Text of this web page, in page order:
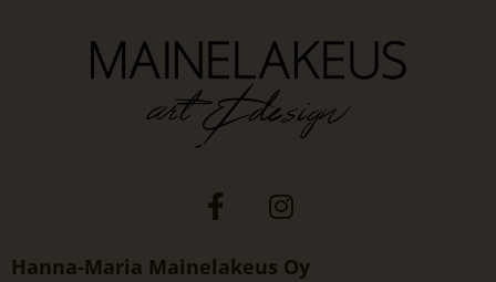
Hanna-Maria Mainelakeus Oy